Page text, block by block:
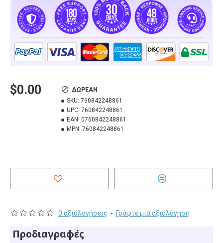
0 αξιολογήσεις - Γράψτε μια αξιολόγηση
$0.00
ΔΩΡΕΑΝ
SKU: 760842248861
UPC: 760842248861
EAN: 0760842248861
MPN: 760842248861
Προδιαγραφές